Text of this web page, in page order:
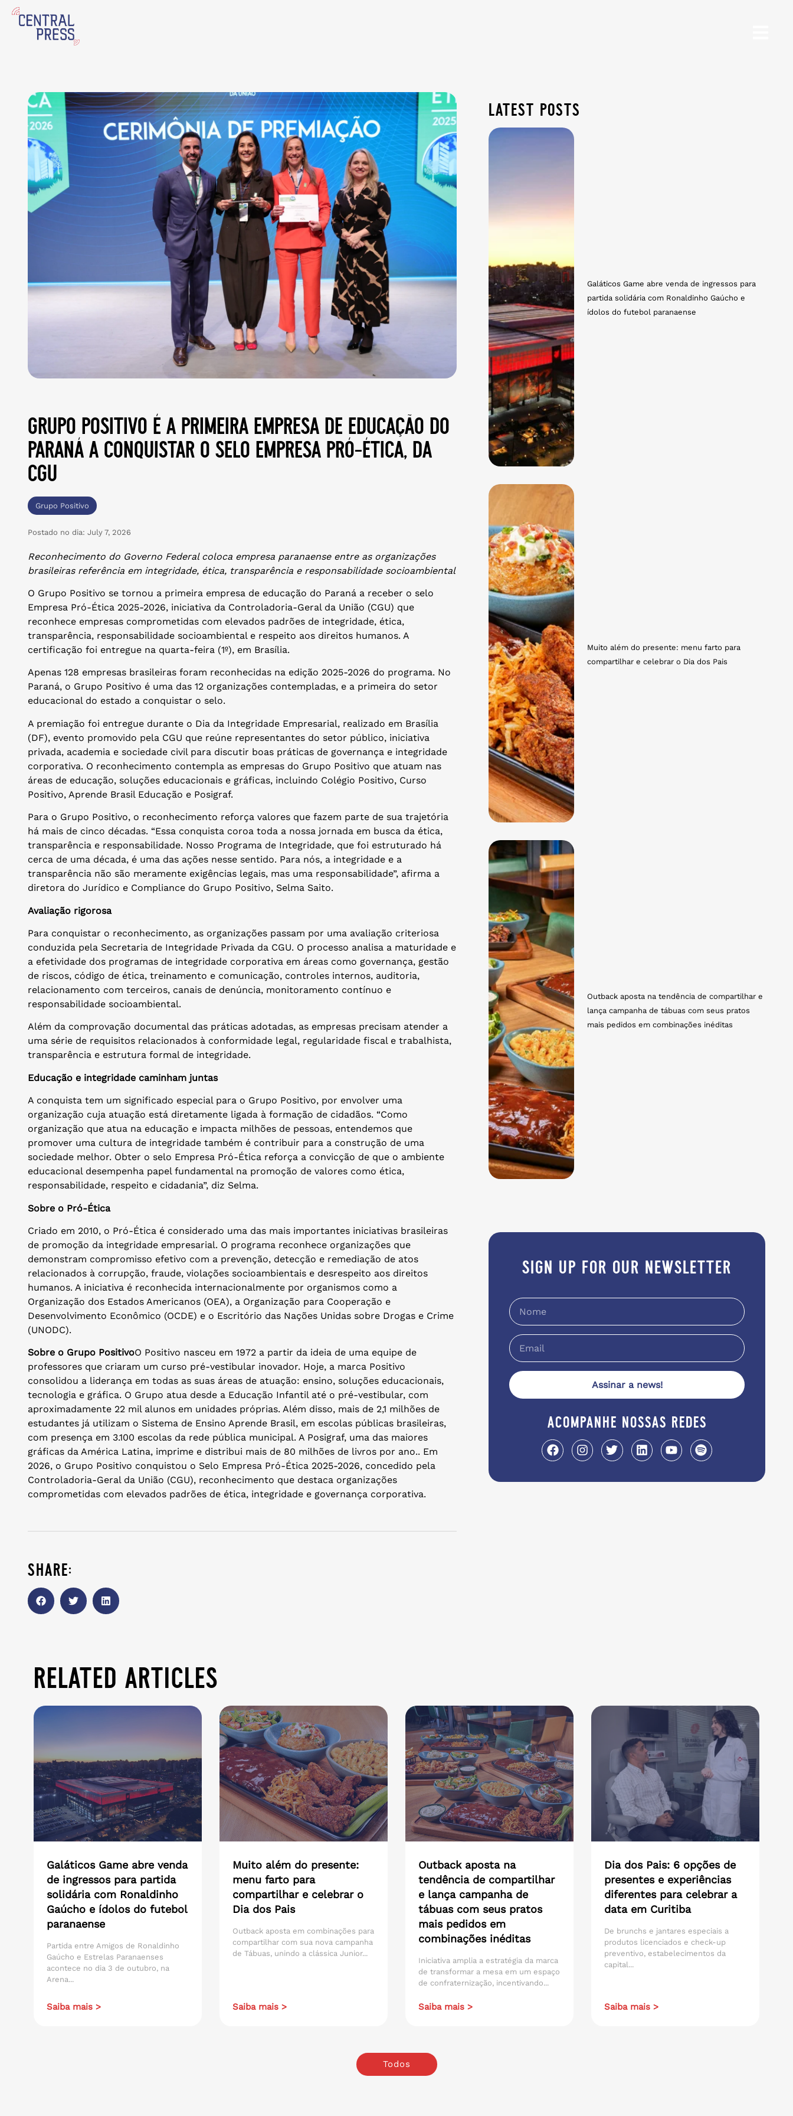
grupo positivo é a primeira empresa de educação do
paraná a conquistar o selo empresa pró-ética, da
cgu
Grupo Positivo
Postado no dia: July 7, 2026
Reconhecimento do Governo Federal coloca empresa paranaense entre as organizações
brasileiras referência em integridade, ética, transparência e responsabilidade socioambiental
O Grupo Positivo se tornou a primeira empresa de educação do Paraná a receber o selo
Empresa Pró-Ética 2025-2026, iniciativa da Controladoria-Geral da União (CGU) que
reconhece empresas comprometidas com elevados padrões de integridade, ética,
transparência, responsabilidade socioambiental e respeito aos direitos humanos. A
certificação foi entregue na quarta-feira (1º), em Brasília.
Apenas 128 empresas brasileiras foram reconhecidas na edição 2025-2026 do programa. No
Paraná, o Grupo Positivo é uma das 12 organizações contempladas, e a primeira do setor
educacional do estado a conquistar o selo.
A premiação foi entregue durante o Dia da Integridade Empresarial, realizado em Brasília
(DF), evento promovido pela CGU que reúne representantes do setor público, iniciativa
privada, academia e sociedade civil para discutir boas práticas de governança e integridade
corporativa. O reconhecimento contempla as empresas do Grupo Positivo que atuam nas
áreas de educação, soluções educacionais e gráficas, incluindo Colégio Positivo, Curso
Positivo, Aprende Brasil Educação e Posigraf.
Para o Grupo Positivo, o reconhecimento reforça valores que fazem parte de sua trajetória
há mais de cinco décadas. “Essa conquista coroa toda a nossa jornada em busca da ética,
transparência e responsabilidade. Nosso Programa de Integridade, que foi estruturado há
cerca de uma década, é uma das ações nesse sentido. Para nós, a integridade e a
transparência não são meramente exigências legais, mas uma responsabilidade”, afirma a
diretora do Jurídico e Compliance do Grupo Positivo, Selma Saito.
Avaliação rigorosa
Para conquistar o reconhecimento, as organizações passam por uma avaliação criteriosa
conduzida pela Secretaria de Integridade Privada da CGU. O processo analisa a maturidade e
a efetividade dos programas de integridade corporativa em áreas como governança, gestão
de riscos, código de ética, treinamento e comunicação, controles internos, auditoria,
relacionamento com terceiros, canais de denúncia, monitoramento contínuo e
responsabilidade socioambiental.
Além da comprovação documental das práticas adotadas, as empresas precisam atender a
uma série de requisitos relacionados à conformidade legal, regularidade fiscal e trabalhista,
transparência e estrutura formal de integridade.
Educação e integridade caminham juntas
A conquista tem um significado especial para o Grupo Positivo, por envolver uma
organização cuja atuação está diretamente ligada à formação de cidadãos. “Como
organização que atua na educação e impacta milhões de pessoas, entendemos que
promover uma cultura de integridade também é contribuir para a construção de uma
sociedade melhor. Obter o selo Empresa Pró-Ética reforça a convicção de que o ambiente
educacional desempenha papel fundamental na promoção de valores como ética,
responsabilidade, respeito e cidadania”, diz Selma.
Sobre o Pró-Ética
Criado em 2010, o Pró-Ética é considerado uma das mais importantes iniciativas brasileiras
de promoção da integridade empresarial. O programa reconhece organizações que
demonstram compromisso efetivo com a prevenção, detecção e remediação de atos
relacionados à corrupção, fraude, violações socioambientais e desrespeito aos direitos
humanos. A iniciativa é reconhecida internacionalmente por organismos como a
Organização dos Estados Americanos (OEA), a Organização para Cooperação e
Desenvolvimento Econômico (OCDE) e o Escritório das Nações Unidas sobre Drogas e Crime
(UNODC).
Sobre o Grupo PositivoO Positivo nasceu em 1972 a partir da ideia de uma equipe de
professores que criaram um curso pré-vestibular inovador. Hoje, a marca Positivo
consolidou a liderança em todas as suas áreas de atuação: ensino, soluções educacionais,
tecnologia e gráfica. O Grupo atua desde a Educação Infantil até o pré-vestibular, com
aproximadamente 22 mil alunos em unidades próprias. Além disso, mais de 2,1 milhões de
estudantes já utilizam o Sistema de Ensino Aprende Brasil, em escolas públicas brasileiras,
com presença em 3.100 escolas da rede pública municipal. A Posigraf, uma das maiores
gráficas da América Latina, imprime e distribui mais de 80 milhões de livros por ano.. Em
2026, o Grupo Positivo conquistou o Selo Empresa Pró-Ética 2025-2026, concedido pela
Controladoria-Geral da União (CGU), reconhecimento que destaca organizações
comprometidas com elevados padrões de ética, integridade e governança corporativa.
share:
latest posts
Galáticos Game abre venda de ingressos para
partida solidária com Ronaldinho Gaúcho e
ídolos do futebol paranaense
Muito além do presente: menu farto para
compartilhar e celebrar o Dia dos Pais
Outback aposta na tendência de compartilhar e
lança campanha de tábuas com seus pratos
mais pedidos em combinações inéditas
sign up for our newsletter
Assinar a news!
acompanhe nossas redes
related articles
Galáticos Game abre venda
de ingressos para partida
solidária com Ronaldinho
Gaúcho e ídolos do futebol
paranaense
Partida entre Amigos de Ronaldinho
Gaúcho e Estrelas Paranaenses
acontece no dia 3 de outubro, na
Arena...
Saiba mais >
Muito além do presente:
menu farto para
compartilhar e celebrar o
Dia dos Pais
Outback aposta em combinações para
compartilhar com sua nova campanha
de Tábuas, unindo a clássica Junior...
Saiba mais >
Outback aposta na
tendência de compartilhar
e lança campanha de
tábuas com seus pratos
mais pedidos em
combinações inéditas
Iniciativa amplia a estratégia da marca
de transformar a mesa em um espaço
de confraternização, incentivando...
Saiba mais >
Dia dos Pais: 6 opções de
presentes e experiências
diferentes para celebrar a
data em Curitiba
De brunchs e jantares especiais a
produtos licenciados e check-up
preventivo, estabelecimentos da
capital...
Saiba mais >
Todos